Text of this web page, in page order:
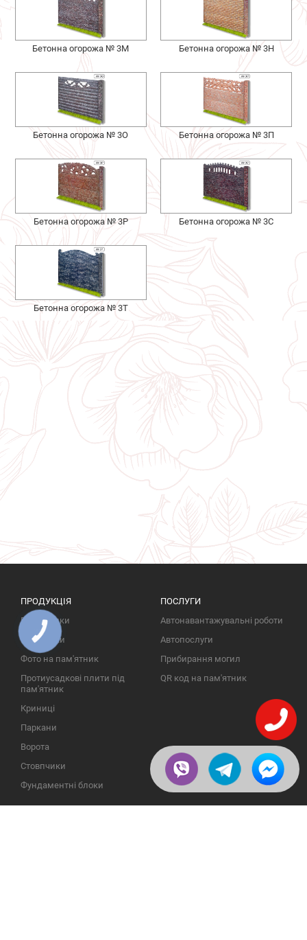
Бетонна огорожа № 3М Бетонна огорожа № 3Н
Бетонна огорожа № 3О Бетонна огорожа № 3П
Бетонна огорожа № 3Р Бетонна огорожа № 3С
Бетонна огорожа № 3Т
ПРОДУКЦІЯ
Пам'ятники
Надгробки
Фото на пам'ятник
Протиусадкові плити під
пам'ятник
Криниці
Паркани
Ворота
Стовпчики
Фундаментні блоки
ПОСЛУГИ
Автонавантажувальні роботи
Автопослуги
Прибирання могил
QR код на пам'ятник
КНОПКА
ЗВ'ЯЗКУ